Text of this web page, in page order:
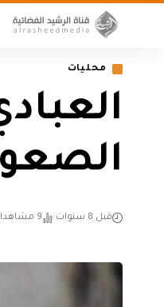
محليات
قبل 8 سنوات 9 مشاهدات